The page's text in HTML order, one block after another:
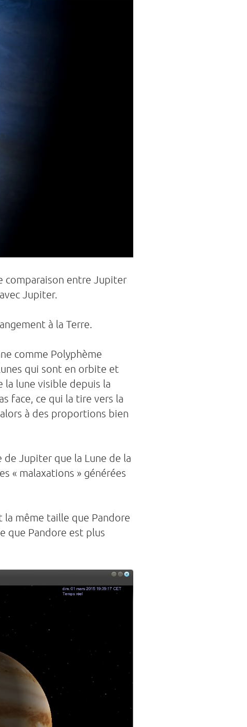
comparaison entre Jupiter
Jupiter.
à la Terre.
comme Polyphème
qui sont en orbite et
la lune visible depuis la
face, ce qui la tire vers la
à des proportions bien
Jupiter que la Lune de la
« malaxations » générées
la même taille que Pandore
que Pandore est plus